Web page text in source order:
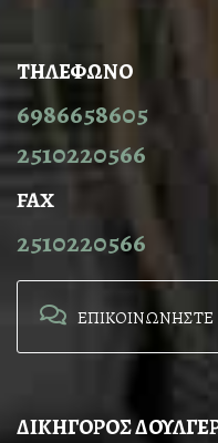
ΤΗΛΕΦΩΝΟ
6986658605
2510220566
FAX
2510220566
ΕΠΙΚΟΙΝΩΝΗΣΤΕ
ΔΙΚΗΓΟΡΟΣ